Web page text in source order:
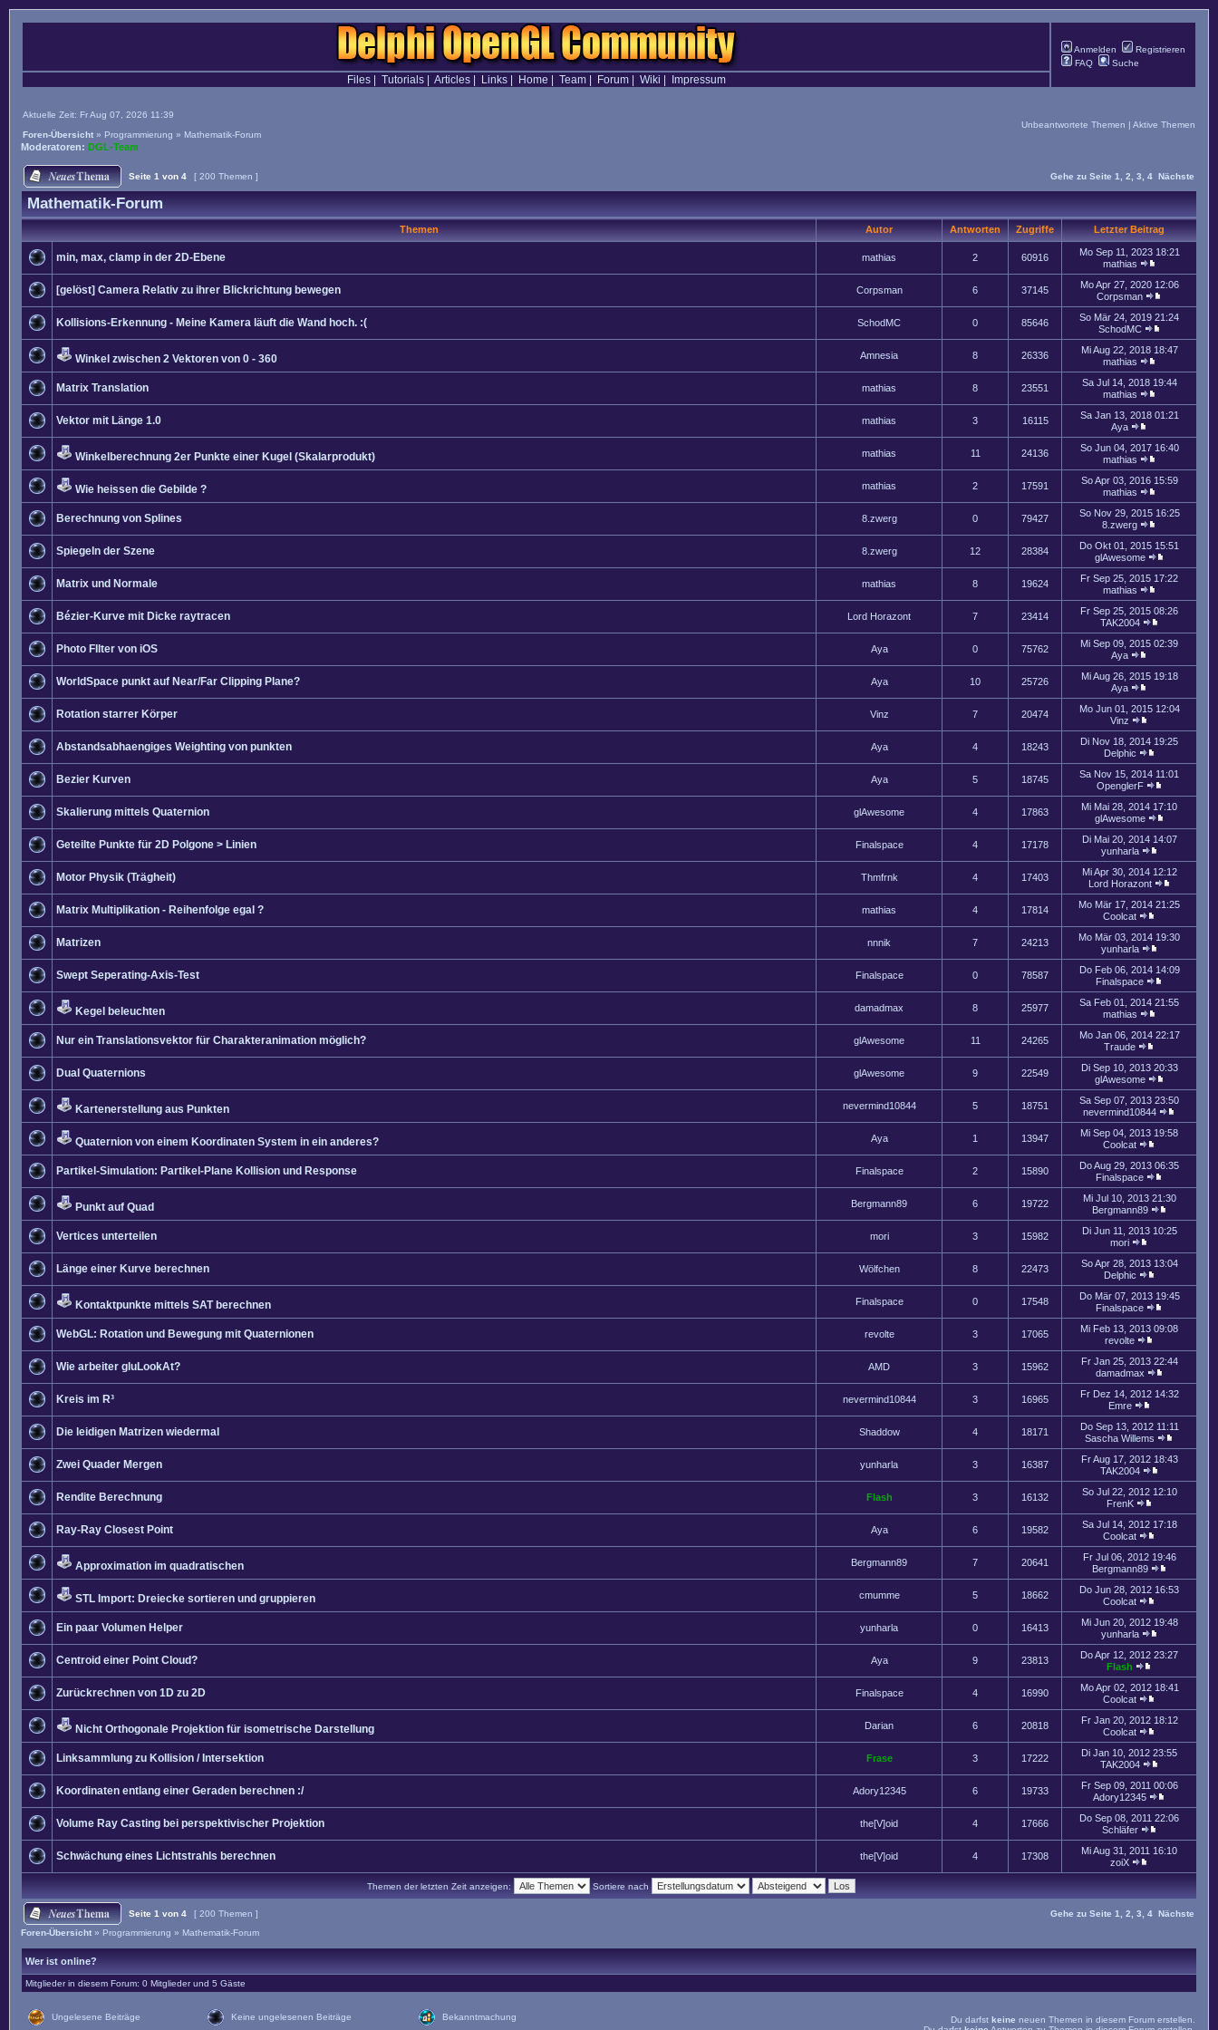
Anmelden
Registrieren
FAQ
Suche
Files| Tutorials| Articles| Links| Home Team| Forum| Wiki Impressum
Aktuelle Zeit: Fr Aug 07, 2026 11:39
Foren-Übersicht » Programmierung » Mathematik-Forum
Unbeantwortete Themen | Aktive Themen
Moderatoren: DGL-Team
Seite 1 von 4 [ 200 Themen ] Gehe zu Seite 1 2 3 4 Nächste
Mathematik-Forum
Themen Autor Antworten Zugriffe Letzter Beitrag
min, max, clamp in der 2D-Ebene mathias 2 60916
Mo Sep 11, 2023 18:21
mathias
[gelöst] Camera Relativ zu ihrer Blickrichtung bewegen Corpsman 6 37145
Mo Apr 27, 2020 12:06
Corpsman
Kollisions-Erkennung - Meine Kamera läuft die Wand hoch. :( SchodMC 0 85646
So Mär 24, 2019 21:24
SchodMC
Winkel zwischen 2 Vektoren von 0 - 360 Amnesia 8 26336
Mi Aug 22, 2018 18:47
mathias
Matrix Translation mathias 8 23551
Sa Jul 14, 2018 19:44
mathias
Vektor mit Länge 1.0 mathias 3 16115
Sa Jan 13, 2018 01:21
Aya
Winkelberechnung 2er Punkte einer Kugel (Skalarprodukt) mathias 11 24136
So Jun 04, 2017 16:40
mathias
Wie heissen die Gebilde ? mathias 2 17591
So Apr 03, 2016 15:59
mathias
Berechnung von Splines 8.zwerg 0 79427
So Nov 29, 2015 16:25
8.zwerg
Spiegeln der Szene 8.zwerg 12 28384
Do Okt 01, 2015 15:51
glAwesome
Matrix und Normale mathias 8 19624
Fr Sep 25, 2015 17:22
mathias
Bézier-Kurve mit Dicke raytracen Lord Horazont 7 23414
Fr Sep 25, 2015 08:26
TAK2004
Photo FIlter von iOS Aya 0 75762
Mi Sep 09, 2015 02:39
Aya
WorldSpace punkt auf Near/Far Clipping Plane? Aya 10 25726
Mi Aug 26, 2015 19:18
Aya
Rotation starrer Körper Vinz 7 20474
Mo Jun 01, 2015 12:04
Vinz
Abstandsabhaengiges Weighting von punkten Aya 4 18243
Di Nov 18, 2014 19:25
Delphic
Bezier Kurven Aya 5 18745
Sa Nov 15, 2014 11:01
OpenglerF
Skalierung mittels Quaternion glAwesome 4 17863
Mi Mai 28, 2014 17:10
glAwesome
Geteilte Punkte für 2D Polgone > Linien Finalspace 4 17178
Di Mai 20, 2014 14:07
yunharla
Motor Physik (Trägheit) Thmfrnk 4 17403
Mi Apr 30, 2014 12:12
Lord Horazont
Matrix Multiplikation - Reihenfolge egal ? mathias 4 17814
Mo Mär 17, 2014 21:25
Coolcat
Matrizen nnnik 7 24213
Mo Mär 03, 2014 19:30
yunharla
Swept Seperating-Axis-Test Finalspace 0 78587
Do Feb 06, 2014 14:09
Finalspace
Kegel beleuchten damadmax 8 25977
Sa Feb 01, 2014 21:55
mathias
Nur ein Translationsvektor für Charakteranimation möglich? glAwesome 11 24265
Mo Jan 06, 2014 22:17
Traude
Dual Quaternions glAwesome 9 22549
Di Sep 10, 2013 20:33
glAwesome
Kartenerstellung aus Punkten nevermind10844 5 18751
Sa Sep 07, 2013 23:50
nevermind10844
Quaternion von einem Koordinaten System in ein anderes? Aya 1 13947
Mi Sep 04, 2013 19:58
Coolcat
Partikel-Simulation: Partikel-Plane Kollision und Response Finalspace 2 15890
Do Aug 29, 2013 06:35
Finalspace
Punkt auf Quad Bergmann89 6 19722
Mi Jul 10, 2013 21:30
Bergmann89
Vertices unterteilen mori 3 15982
Di Jun 11, 2013 10:25
mori
Länge einer Kurve berechnen Wölfchen 8 22473
So Apr 28, 2013 13:04
Delphic
Kontaktpunkte mittels SAT berechnen Finalspace 0 17548
Do Mär 07, 2013 19:45
Finalspace
WebGL: Rotation und Bewegung mit Quaternionen revolte 3 17065
Mi Feb 13, 2013 09:08
revolte
Wie arbeiter gluLookAt? AMD 3 15962
Fr Jan 25, 2013 22:44
damadmax
Kreis im R³ nevermind10844 3 16965
Fr Dez 14, 2012 14:32
Emre
Die leidigen Matrizen wiedermal Shaddow 4 18171
Do Sep 13, 2012 11:11
Sascha Willems
Zwei Quader Mergen yunharla 3 16387
Fr Aug 17, 2012 18:43
TAK2004
Rendite Berechnung Flash 3 16132
So Jul 22, 2012 12:10
FrenK
Ray-Ray Closest Point Aya 6 19582
Sa Jul 14, 2012 17:18
Coolcat
Approximation im quadratischen Bergmann89 7 20641
Fr Jul 06, 2012 19:46
Bergmann89
STL Import: Dreiecke sortieren und gruppieren cmumme 5 18662
Do Jun 28, 2012 16:53
Coolcat
Ein paar Volumen Helper yunharla 0 16413
Mi Jun 20, 2012 19:48
yunharla
Centroid einer Point Cloud? Aya 9 23813
Do Apr 12, 2012 23:27
Flash
Zurückrechnen von 1D zu 2D Finalspace 4 16990
Mo Apr 02, 2012 18:41
Coolcat
Nicht Orthogonale Projektion für isometrische Darstellung Darian 6 20818
Fr Jan 20, 2012 18:12
Coolcat
Linksammlung zu Kollision / Intersektion Frase 3 17222
Di Jan 10, 2012 23:55
TAK2004
Koordinaten entlang einer Geraden berechnen :/ Adory12345 6 19733
Fr Sep 09, 2011 00:06
Adory12345
Volume Ray Casting bei perspektivischer Projektion the[V]oid 4 17666
Do Sep 08, 2011 22:06
Schläfer
Schwächung eines Lichtstrahls berechnen the[V]oid 4 17308
Mi Aug 31, 2011 16:10
zoiX
Themen der letzten Zeit anzeigen: Sortiere nach
Seite 1 von 4 [ 200 Themen ] Gehe zu Seite 1 2 3 4 Nächste
Foren-Übersicht » Programmierung » Mathematik-Forum
Wer ist online?
Mitglieder in diesem Forum: 0 Mitglieder und 5 Gäste
Ungelesene Beiträge Keine ungelesenen Beiträge Bekanntmachung Du darfst keine neuen Themen in diesem Forum erstellen.